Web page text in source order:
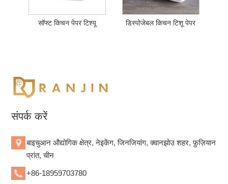
सॉफ्ट किचन पेपर टिश्यू डिस्पोजेबल किचन टिशू पेपर
संपर्क करें
बाइचुआन औद्योगिक क्षेत्र, नेइकेंग, जिनजियांग, क्वानझोउ शहर, फ़ुज़ियान
प्रांत, चीन
+86-18959703780